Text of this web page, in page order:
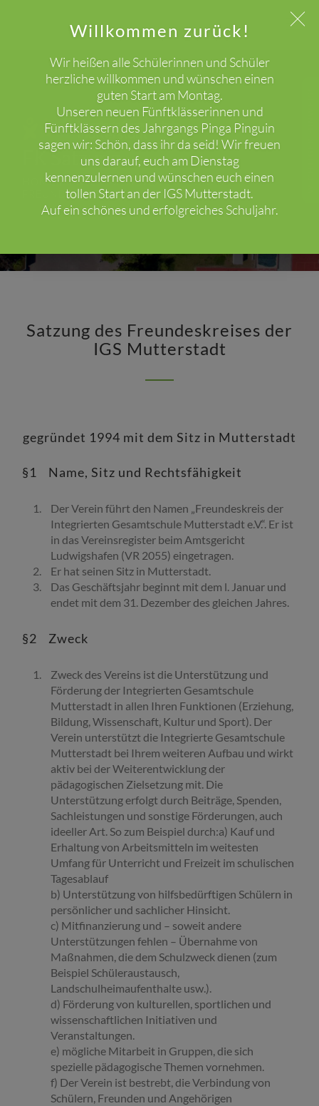
Willkommen zurück!
Wir heißen alle Schülerinnen und Schüler
herzliche willkommen und wünschen einen
guten Start am Montag.
Unseren neuen Fünftklässerinnen und
Fünftklässern des Jahrgangs Pinga Pinguin
sagen wir: Schön, dass ihr da seid! Wir freuen
uns darauf, euch am Dienstag
kennenzulernen und wünschen euch einen
tollen Start an der IGS Mutterstadt.
Auf ein schönes und erfolgreiches Schuljahr.
FK Satzung
HOME UNSERE SCHULE
PERSONEN
FREUNDESKREIS
SATZUNG
Satzung des Freundeskreises der
IGS Mutterstadt
gegründet 1994 mit dem Sitz in Mutterstadt
§1 Name, Sitz und Rechtsfähigkeit
Der Verein führt den Namen „Freundeskreis der
Integrierten Gesamtschule Mutterstadt e.V.“. Er ist
in das Vereinsregister beim Amtsgericht
Ludwigshafen (VR 2055) eingetragen.
Er hat seinen Sitz in Mutterstadt.
Das Geschäftsjahr beginnt mit dem l. Januar und
endet mit dem 31. Dezember des gleichen Jahres.
§2 Zweck
Zweck des Vereins ist die Unterstützung und
Förderung der Integrierten Gesamtschule
Mutterstadt in allen Ihren Funktionen (Erziehung,
Bildung, Wissenschaft, Kultur und Sport). Der
Verein unterstützt die Integrierte Gesamtschule
Mutterstadt bei Ihrem weiteren Aufbau und wirkt
aktiv bei der Weiterentwicklung der
pädagogischen Zielsetzung mit. Die
Unterstützung erfolgt durch Beiträge, Spenden,
Sachleistungen und sonstige Förderungen, auch
ideeller Art. So zum Beispiel durch:a) Kauf und
Erhaltung von Arbeitsmitteln im weitesten
Umfang für Unterricht und Freizeit im schulischen
Tagesablauf
b) Unterstützung von hilfsbedürftigen Schülern in
persönlicher und sachlicher Hinsicht.
c) Mitfinanzierung und – soweit andere
Unterstützungen fehlen – Übernahme von
Maßnahmen, die dem Schulzweck dienen (zum
Beispiel Schüleraustausch,
Landschulheimaufenthalte usw.).
d) Förderung von kulturellen, sportlichen und
wissenschaftlichen Initiativen und
Veranstaltungen.
e) mögliche Mitarbeit in Gruppen, die sich
spezielle pädagogische Themen vornehmen.
f) Der Verein ist bestrebt, die Verbindung von
Schülern, Freunden und Angehörigen